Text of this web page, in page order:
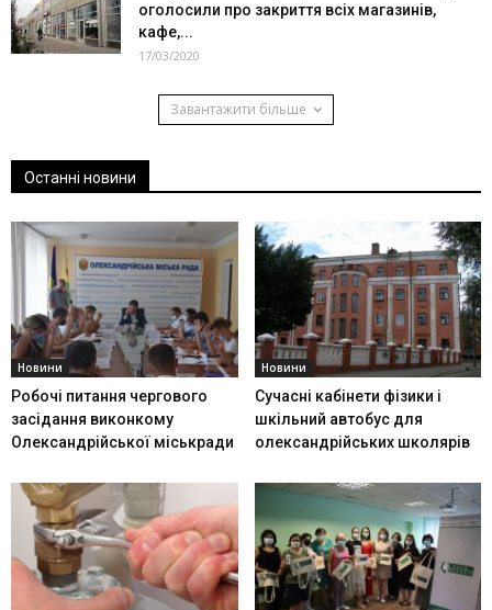
оголосили про закриття всіх магазинів,
кафе,...
17/03/2020
Завантажити більше
Останні новини
Новини
Робочі питання чергового
засідання виконкому
Олександрійської міськради
Новини
Сучасні кабінети фізики і
шкільний автобус для
олександрійських школярів